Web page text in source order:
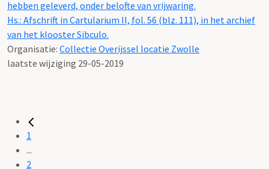
hebben geleverd, onder belofte van vrijwaring.
Hs.: Afschrift in Cartularium II, fol. 56 (blz. 111), in het archief
van het klooster Sibculo.
Organisatie: Collectie Overijssel locatie Zwolle
laatste wijziging 29-05-2019
1
...
2